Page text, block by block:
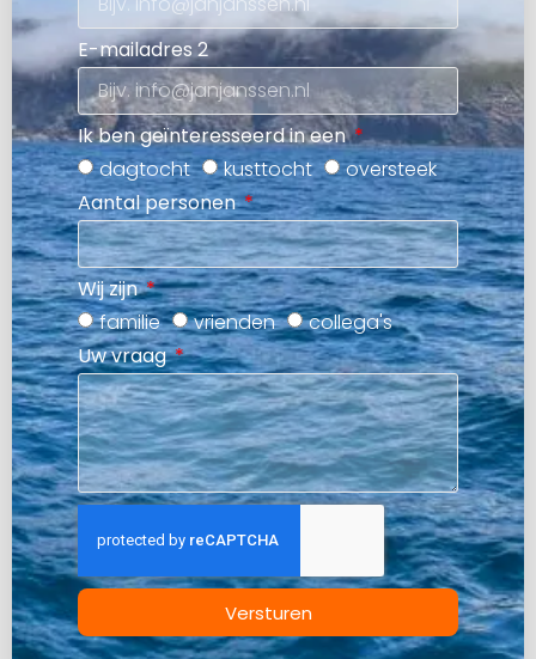
E-mailadres 2
Ik ben geïnteresseerd in een
dagtocht
kusttocht
oversteek
Aantal personen
Wij zijn
familie
vrienden
collega's
Uw vraag
Versturen